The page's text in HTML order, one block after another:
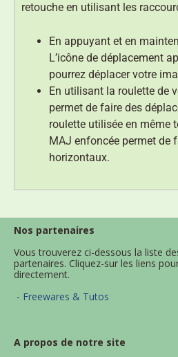
retouche en utilisant les
En appuyant et en
L’icône de déplacement
pourrez déplacer votre
En utilisant la roulette de
permet de faire des
roulette utilisée en même
MAJ enfoncée permet de
horizontaux.
Nos partenaires
Vous trouverez ci-dessous la liste
partenaires. Cliquez-sur les liens
directement.
- Freewares & Tutos
A propos de notre site